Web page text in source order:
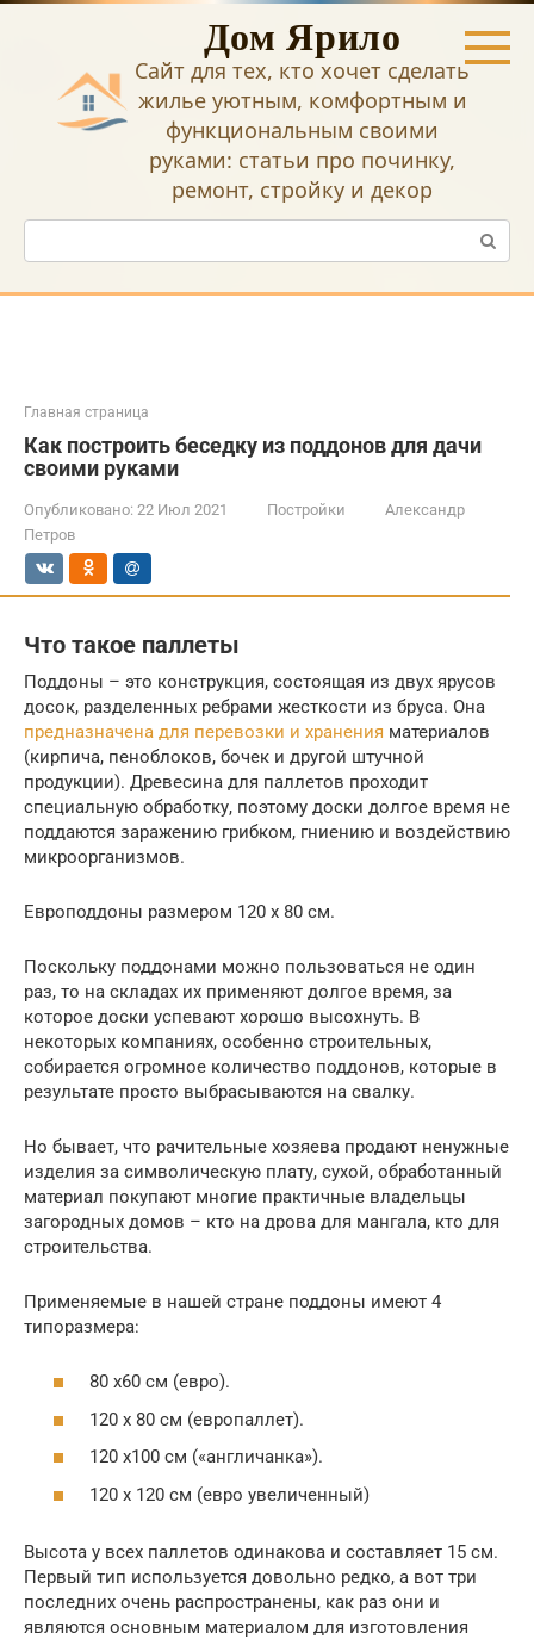
Перейти
Дом Ярило
Сайт для тех, кто хочет сделать
жилье уютным, комфортным и
функциональным своими
руками: статьи про починку,
ремонт, стройку и декор
Поиск:
Главная страница
Как построить беседку из поддонов для дачи
своими руками
Опубликовано: 22 Июл 2021 Постройки
Александр
Петров
Что такое паллеты
Поддоны – это конструкция, состоящая из двух ярусов
досок, разделенных ребрами жесткости из бруса. Она
предназначена для перевозки и хранения материалов
(кирпича, пеноблоков, бочек и другой штучной
продукции). Древесина для паллетов проходит
специальную обработку, поэтому доски долгое время не
поддаются заражению грибком, гниению и воздействию
микроорганизмов.
Европоддоны размером 120 х 80 см.
Поскольку поддонами можно пользоваться не один
раз, то на складах их применяют долгое время, за
которое доски успевают хорошо высохнуть. В
некоторых компаниях, особенно строительных,
собирается огромное количество поддонов, которые в
результате просто выбрасываются на свалку.
Но бывает, что рачительные хозяева продают ненужные
изделия за символическую плату, сухой, обработанный
материал покупают многие практичные владельцы
загородных домов – кто на дрова для мангала, кто для
строительства.
Применяемые в нашей стране поддоны имеют 4
типоразмера:
80 х60 см (евро).
120 х 80 см (европаллет).
120 х100 см («англичанка»).
120 х 120 см (евро увеличенный)
Высота у всех паллетов одинакова и составляет 15 см.
Первый тип используется довольно редко, а вот три
последних очень распространены, как раз они и
являются основным материалом для изготовления